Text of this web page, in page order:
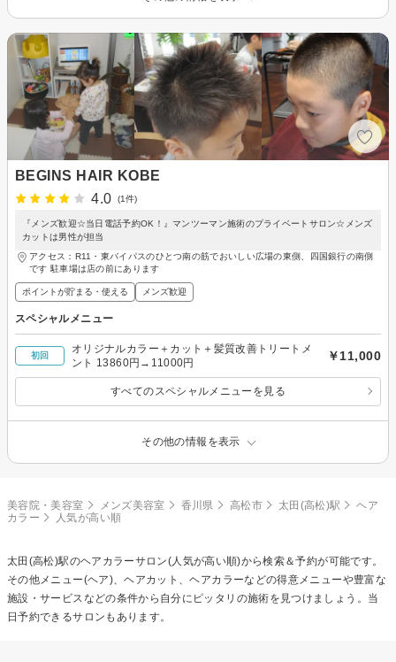
BEGINS HAIR KOBE
4.0
(1件)
『メンズ歓迎☆当日電話予約OK！』マンツーマン施術のプライベートサロン☆メンズ
カットは男性が担当
アクセス：R11・東バイパスのひとつ南の筋でおいしい広場の東側、四国銀行の南側
です 駐車場は店の前にあります
ポイントが貯まる・使える メンズ歓迎
スペシャルメニュー
初回
オリジナルカラー＋カット＋髪質改善トリートメ
ント 13860円→11000円
￥11,000
すべてのスペシャルメニューを見る
その他の情報を表示
美容院・美容室 メンズ美容室 香川県 高松市 太田(高松)駅
ヘア
カラー
人気が高い順
太田(高松)駅のヘアカラーサロン(人気が高い順)から検索＆予約が可能です。
その他メニュー(ヘア)、ヘアカット、ヘアカラーなどの得意メニューや豊富な
施設・サービスなどの条件から自分にピッタリの施術を見つけましょう。当
日予約できるサロンもあります。